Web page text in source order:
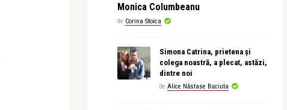
Monica Columbeanu
de Corina Stoica
Simona Catrina, prietena și
colega noastră, a plecat, astăzi,
dintre noi
de Alice Năstase Buciuta